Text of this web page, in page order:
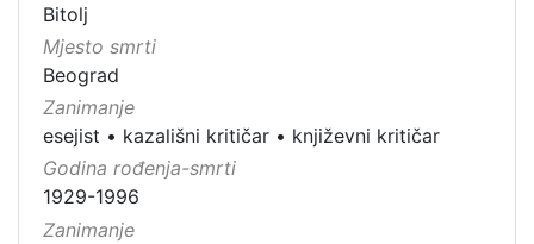
Bitolj
Mjesto smrti
Beograd
Zanimanje
esejist • kazališni kritičar • književni kritičar
Godina rođenja-smrti
1929-1996
Zanimanje